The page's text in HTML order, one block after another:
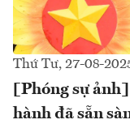
Thứ Tư, 27-08-
[Phóng sự
hành đã sẵn